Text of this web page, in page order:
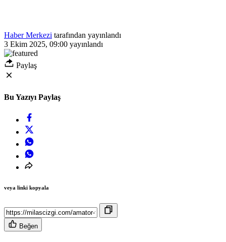
Haber Merkezi tarafından yayınlandı
3 Ekim 2025, 09:00 yayınlandı
Paylaş
Bu Yazıyı Paylaş
veya linki kopyala
Beğen